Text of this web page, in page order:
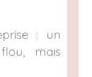
: un
mais